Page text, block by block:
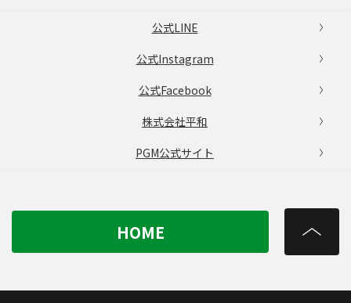
公式LINE
公式Instagram
公式Facebook
株式会社平和
PGM公式サイト
HOME